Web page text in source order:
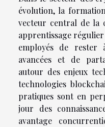
évolution, la
vecteur central de la
apprentissage
employés de rester
avancées et de
autour des enjeux
technologies
pratiques sont en
jour des
avantage